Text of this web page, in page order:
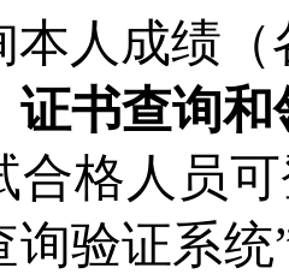
本人成绩
证书查询和
合格人员
询验证系